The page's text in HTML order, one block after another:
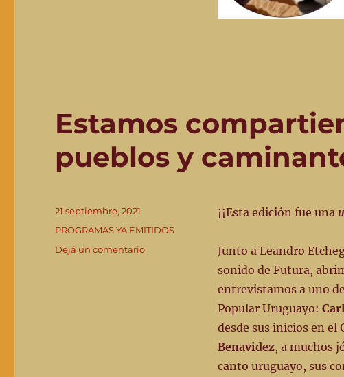
Estamos
pueblos y
¡¡Esta edición fue una
Junto a Leandro
sonido de Futura,
entrevistamos a uno
Popular Uruguayo:
desde sus inicios en
Benavidez, a muchos
canto uruguayo, sus
Publicado
21 septiembre, 2021
Categorías
PROGRAMAS YA EMITIDOS
Dejá un comentarioen